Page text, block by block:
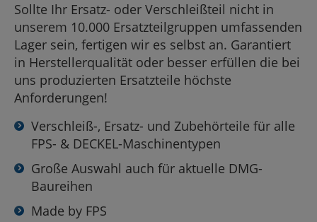
Sollte Ihr Ersatz- oder Verschleißteil nicht in
unserem 10.000 Ersatzteilgruppen umfassenden
Lager sein, fertigen wir es selbst an. Garantiert
in Herstellerqualität oder besser erfüllen die bei
uns produzierten Ersatzteile höchste
Anforderungen!
Verschleiß-, Ersatz- und Zubehörteile für alle
FPS- & DECKEL-Maschinentypen
Große Auswahl auch für aktuelle DMG-
Baureihen
Made by FPS